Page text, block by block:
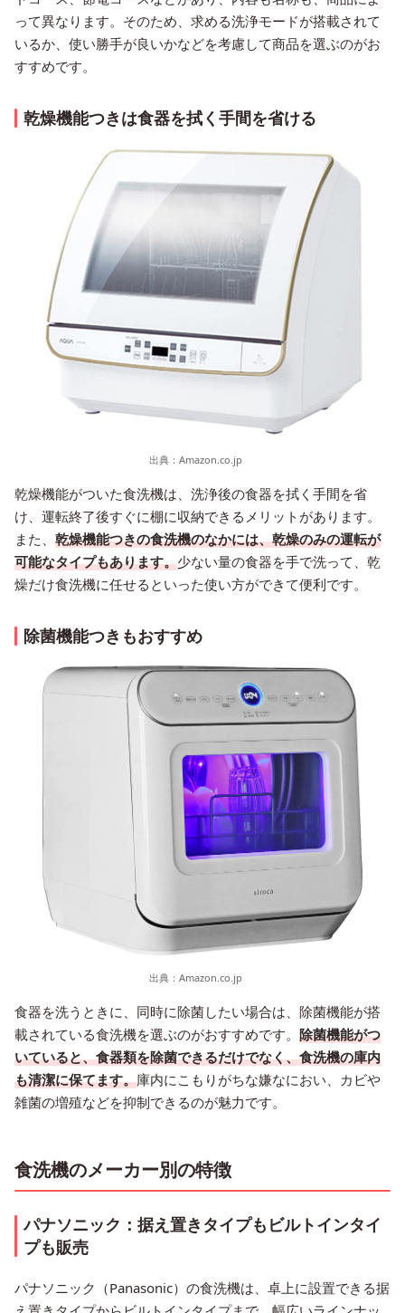
って異なります。そのため、求める洗浄モードが搭載されて
いるか、使い勝手が良いかなどを考慮して商品を選ぶのがお
すすめです。
乾燥機能つきは食器を拭く手間を省ける
出典： Amazon.co.jp
乾燥機能がついた食洗機は、洗浄後の食器を拭く手間を省
け、運転終了後すぐに棚に収納できるメリットがあります。
また、 乾燥機能つきの食洗機のなかには、乾燥のみの運転が
可能なタイプもあります。少ない量の食器を手で洗って、乾
燥だけ食洗機に任せるといった使い方ができて便利です。
除菌機能つきもおすすめ
出典： Amazon.co.jp
食器を洗うときに、同時に除菌したい場合は、除菌機能が搭
載されている食洗機を選ぶのがおすすめです。 除菌機能がつ
いていると、食器類を除菌できるだけでなく、食洗機の庫内
も清潔に保てます。庫内にこもりがちな嫌なにおい、カビや
雑菌の増殖などを抑制できるのが魅力です。
食洗機のメーカー別の特徴
パナソニック：据え置きタイプもビルトインタイ
プも販売
パナソニック（Panasonic）の食洗機は、卓上に設置できる据